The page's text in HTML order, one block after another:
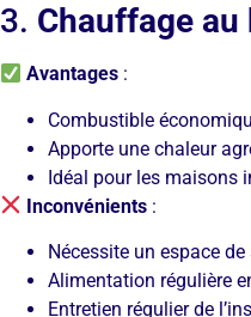
3. Chauffage
Avantages :
Combustible
Apporte une chaleur
Idéal pour les maisons
Inconvénients :
Nécessite un espace
Alimentation régulière
Entretien régulier de